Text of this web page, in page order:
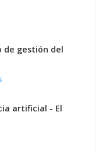
de gestión del
artificial - El